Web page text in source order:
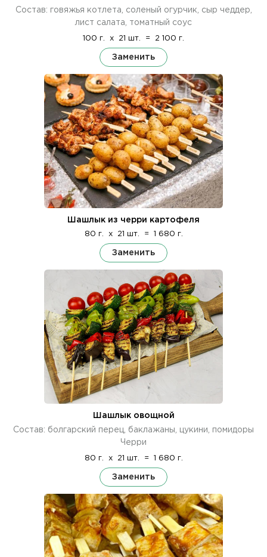
Состав: говяжья котлета, соленый огурчик, сыр чеддер,
лист салата, томатный соус
100 г. x 21 шт. = 2 100 г.
Заменить
Шашлык из черри картофеля
80 г. x 21 шт. = 1 680 г.
Заменить
Шашлык овощной
Состав: болгарский перец, баклажаны, цукини, помидоры
Черри
80 г. x 21 шт. = 1 680 г.
Заменить